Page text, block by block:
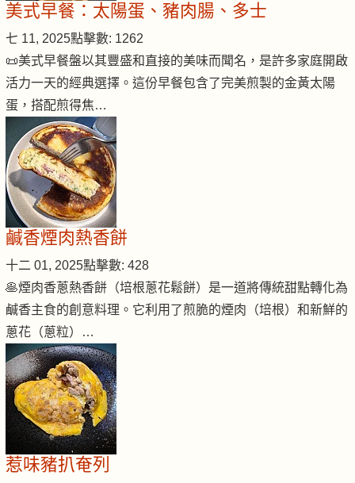
美式早餐：太陽蛋、豬肉腸、多士
七 11, 2025點擊數: 1262
📜美式早餐盤以其豐盛和直接的美味而聞名，是許多家庭開啟
活力一天的經典選擇。這份早餐包含了完美煎製的金黃太陽
蛋，搭配煎得焦…
鹹香煙肉熱香餅
十二 01, 2025點擊數: 428
🥞煙肉香蔥熱香餅（培根蔥花鬆餅）是一道將傳統甜點轉化為
鹹香主食的創意料理。它利用了煎脆的煙肉（培根）和新鮮的
蔥花（蔥粒）…
惹味豬扒奄列